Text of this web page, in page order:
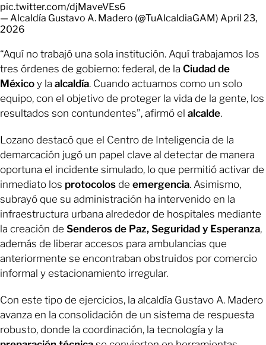
pic.twitter.com/djMaveVEs6
— Alcaldía Gustavo A. Madero (@TuAlcaldiaGAM) April 23,
2026
“Aquí no trabajó una sola institución. Aquí trabajamos los
tres órdenes de gobierno: federal, de la Ciudad de
México y la alcaldía. Cuando actuamos como un solo
equipo, con el objetivo de proteger la vida de la gente, los
resultados son contundentes”, afirmó el alcalde.
Lozano destacó que el Centro de Inteligencia de la
demarcación jugó un papel clave al detectar de manera
oportuna el incidente simulado, lo que permitió activar de
inmediato los protocolos de emergencia. Asimismo,
subrayó que su administración ha intervenido en la
infraestructura urbana alrededor de hospitales mediante
la creación de Senderos de Paz, Seguridad y Esperanza,
además de liberar accesos para ambulancias que
anteriormente se encontraban obstruidos por comercio
informal y estacionamiento irregular.
Con este tipo de ejercicios, la alcaldía Gustavo A. Madero
avanza en la consolidación de un sistema de respuesta
robusto, donde la coordinación, la tecnología y la